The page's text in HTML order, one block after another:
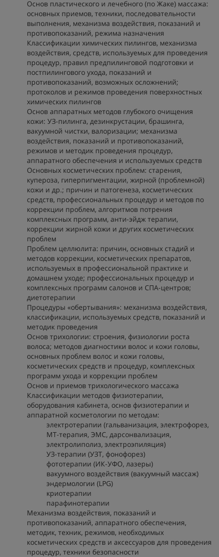
Основ пластического и лечебного (по Жаке) массажа:
основных приемов, техники, последовательности
выполнения, механизма воздействия, показаний и
противопоказаний, режима назначения
Классификации химических пилингов, механизма
воздействия, средств, используемых для проведения
процедур, правил предпилинговой подготовки и
постпилингового ухода, показаний и
противопоказаний, возможных осложнений;
протоколов и режимов проведения поверхностных
химических пилингов
Основ аппаратных методов глубокого очищения
кожи: УЗ-пилинга, дезинкрустации, брашинга,
вакуумной чистки, валоризации; механизма
воздействия, показаний и противопоказаний,
режимов и методик проведения процедур,
аппаратного обеспечения и используемых средств
Основных косметических проблем: старения,
купероза, гиперпигментации, жирной (проблемной)
кожи и др.; причин и патогенеза, косметических
средств, профессиональных процедур и методов по
коррекции проблем, алгоритмов потрения
комплексных программ, анти-эйдж терапии,
коррекции жирной кожи и других косметических
проблем
Проблем целлюлита: причин, основных стадий и
методов коррекции, косметических препаратов,
используемых в профессиональной практике и
домашнем уходе; профессиональных процедур и
комплексных программ салонов и СПА-центров;
диетотерапии
Процедуры «обертывания»: механизма воздействия,
классификации, используемых средств, показаний и
методик проведения
Основ трихологии: строения, физиологии роста
волоса; методов диагностики волос и кожи головы,
основных проблем волос и кожи головы,
косметических средств и процедур, комплексных
программ ухода и коррекции проблем
Основ и приемов трихологического массажа
Классификации методов физиотерапии,
оборудования кабинета, основ физиотерапии и
аппаратной косметологии по методам:
электротерапии (гальванизация, электрофорез,
МТ-терапия, ЭМС, дарсонвализация,
электролиполиз, электроэпиляция)
УЗ-терапии (УЗТ, фонофорез)
фототерапии (ИК-УФО, лазеры)
вакуумного воздействия (вакуумный массаж)
эндермологии (LPG)
криотерапии
парафинотерапии
Механизма воздействия, показаний и
противопоказаний, аппаратного обеспечения,
методик, техник, режимов, необходимых
косметических средств и аксессуаров для проведения
процедур, техники безопасности